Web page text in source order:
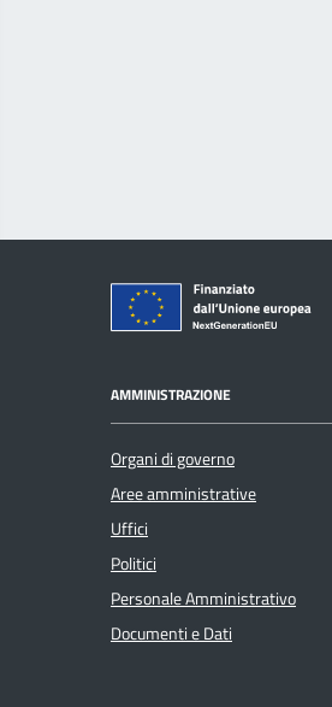
AMMINISTRAZIONE
Organi di governo
Aree amministrative
Uffici
Politici
Personale Amministrativo
Documenti e Dati